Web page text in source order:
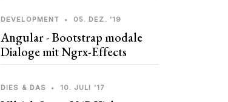
DEVELOPMENT • 05. DEZ. ’19
Angular - Bootstrap modale
Dialoge mit Ngrx-Effects
DIES & DAS • 10. JULI ’17